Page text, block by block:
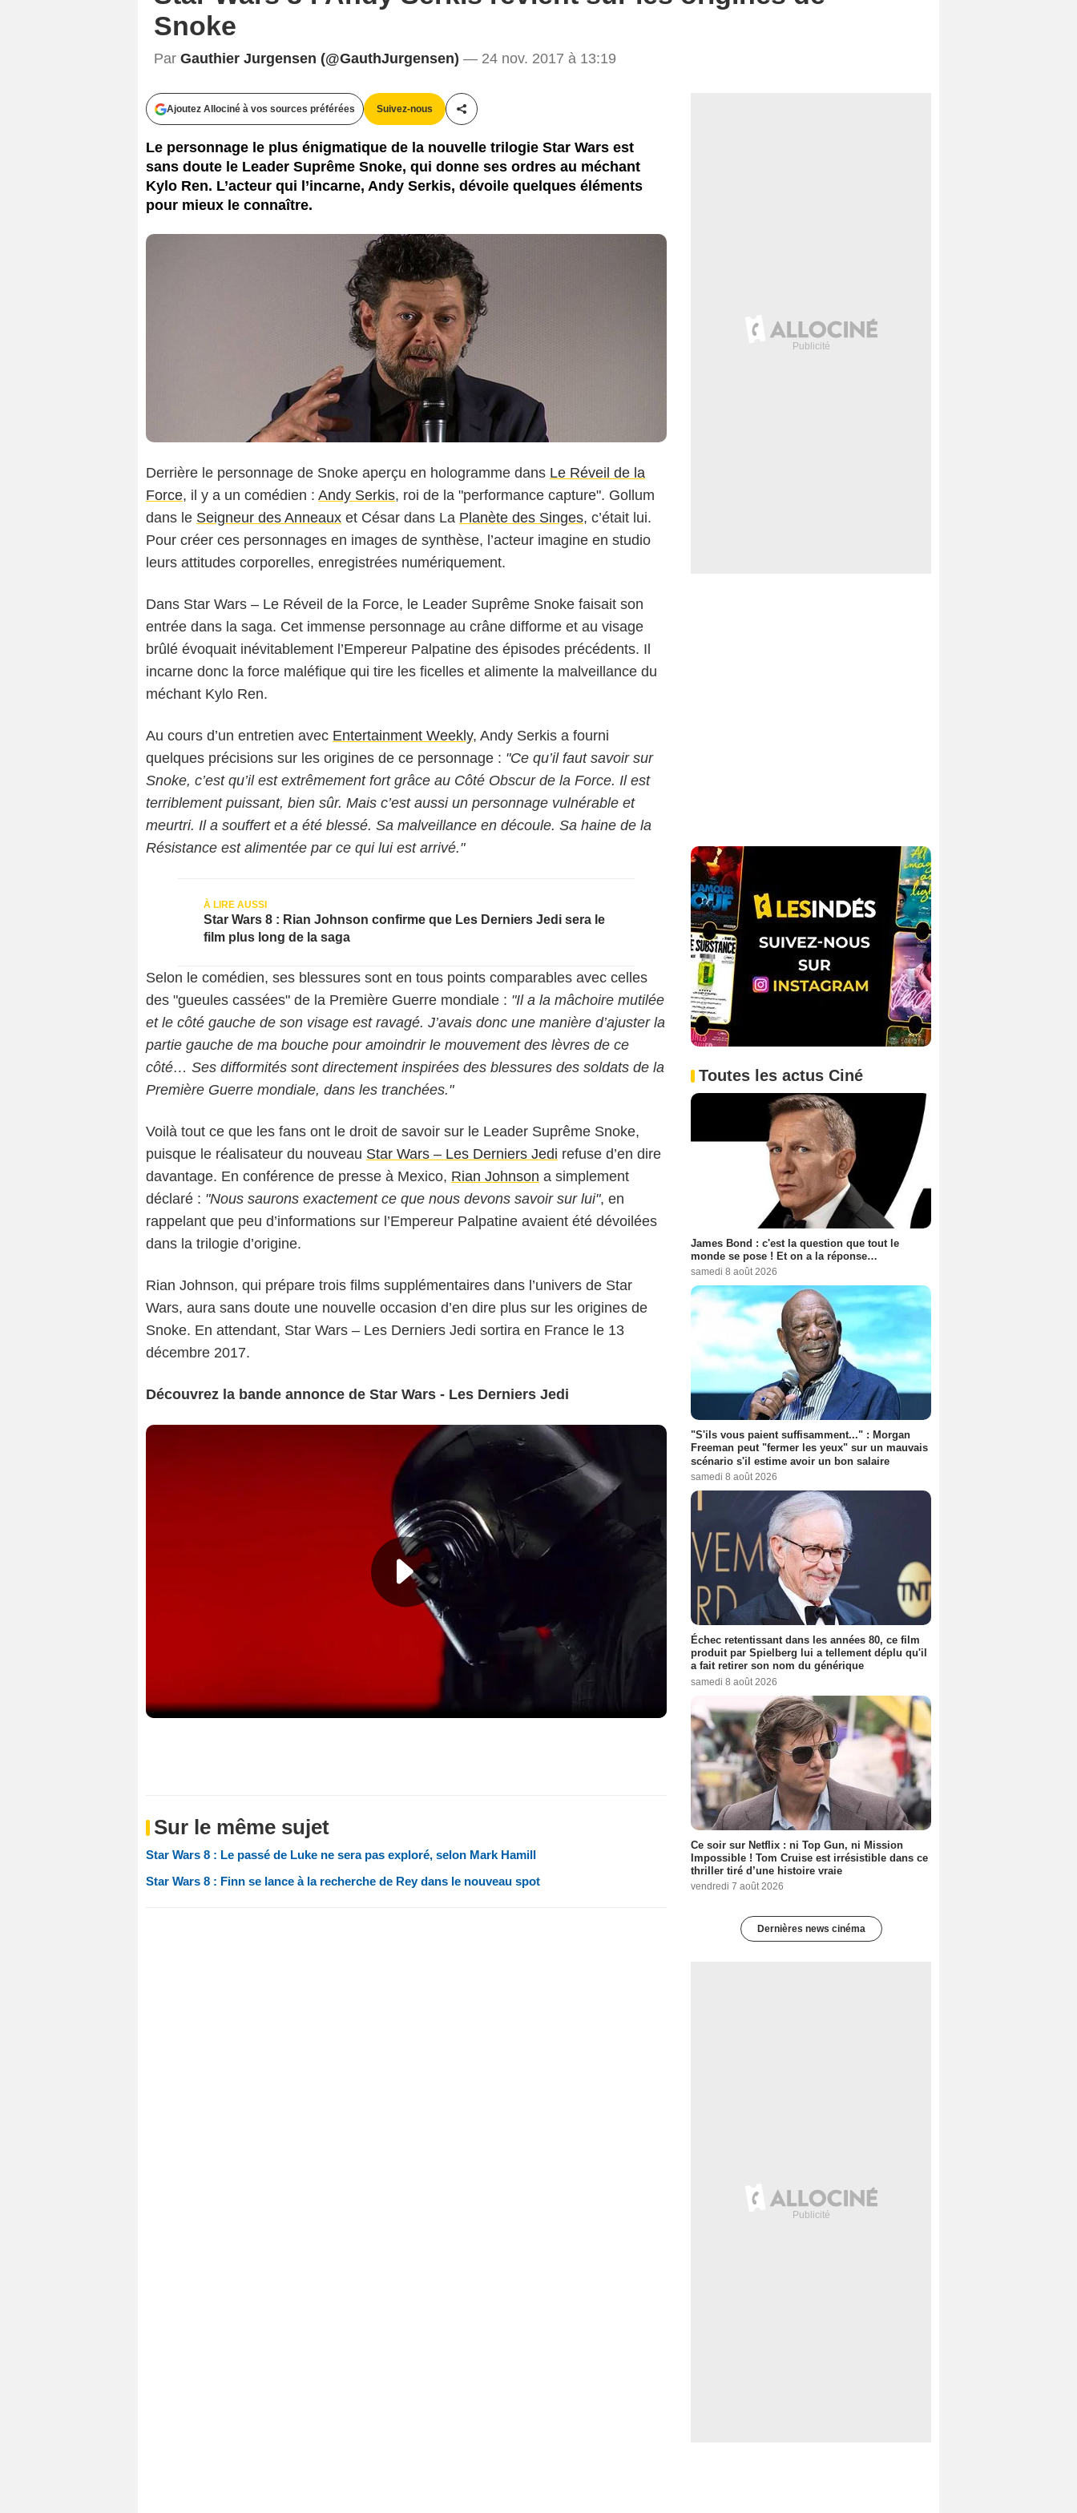
Snoke
Par Gauthier Jurgensen (@GauthJurgensen) — 24 nov. 2017 à 13:19
Ajoutez Allociné à vos sources préférées Suivez-nous
Partager cet article
Le personnage le plus énigmatique de la nouvelle trilogie Star Wars est
sans doute le Leader Suprême Snoke, qui donne ses ordres au méchant
Kylo Ren. L’acteur qui l’incarne, Andy Serkis, dévoile quelques éléments
pour mieux le connaître.
Derrière le personnage de Snoke aperçu en hologramme dans Le Réveil de la
Force, il y a un comédien : Andy Serkis, roi de la "performance capture". Gollum
dans le Seigneur des Anneaux et César dans La Planète des Singes, c’était lui.
Pour créer ces personnages en images de synthèse, l’acteur imagine en studio
leurs attitudes corporelles, enregistrées numériquement.
Dans Star Wars – Le Réveil de la Force, le Leader Suprême Snoke faisait son
entrée dans la saga. Cet immense personnage au crâne difforme et au visage
brûlé évoquait inévitablement l’Empereur Palpatine des épisodes précédents. Il
incarne donc la force maléfique qui tire les ficelles et alimente la malveillance du
méchant Kylo Ren.
Au cours d’un entretien avec Entertainment Weekly, Andy Serkis a fourni
quelques précisions sur les origines de ce personnage : "Ce qu’il faut savoir sur
Snoke, c’est qu’il est extrêmement fort grâce au Côté Obscur de la Force. Il est
terriblement puissant, bien sûr. Mais c’est aussi un personnage vulnérable et
meurtri. Il a souffert et a été blessé. Sa malveillance en découle. Sa haine de la
Résistance est alimentée par ce qui lui est arrivé."
Star Wars 8 : Rian Johnson confirme que Les Derniers Jedi sera le
film plus long de la saga
Selon le comédien, ses blessures sont en tous points comparables avec celles
des "gueules cassées" de la Première Guerre mondiale : "Il a la mâchoire mutilée
et le côté gauche de son visage est ravagé. J’avais donc une manière d’ajuster la
partie gauche de ma bouche pour amoindrir le mouvement des lèvres de ce
côté… Ses difformités sont directement inspirées des blessures des soldats de la
Première Guerre mondiale, dans les tranchées."
Voilà tout ce que les fans ont le droit de savoir sur le Leader Suprême Snoke,
puisque le réalisateur du nouveau Star Wars – Les Derniers Jedi refuse d’en dire
davantage. En conférence de presse à Mexico, Rian Johnson a simplement
déclaré : "Nous saurons exactement ce que nous devons savoir sur lui", en
rappelant que peu d’informations sur l’Empereur Palpatine avaient été dévoilées
dans la trilogie d’origine.
Rian Johnson, qui prépare trois films supplémentaires dans l’univers de Star
Wars, aura sans doute une nouvelle occasion d’en dire plus sur les origines de
Snoke. En attendant, Star Wars – Les Derniers Jedi sortira en France le 13
décembre 2017.
Découvrez la bande annonce de Star Wars - Les Derniers Jedi
Sur le même sujet
Star Wars 8 : Le passé de Luke ne sera pas exploré, selon Mark Hamill
Star Wars 8 : Finn se lance à la recherche de Rey dans le nouveau spot
Toutes les actus Ciné
James Bond : c'est la question que tout le
monde se pose ! Et on a la réponse…
samedi 8 août 2026
"S'ils vous paient suffisamment..." : Morgan
Freeman peut "fermer les yeux" sur un mauvais
scénario s'il estime avoir un bon salaire
samedi 8 août 2026
Échec retentissant dans les années 80, ce film
produit par Spielberg lui a tellement déplu qu'il
a fait retirer son nom du générique
samedi 8 août 2026
Ce soir sur Netflix : ni Top Gun, ni Mission
Impossible ! Tom Cruise est irrésistible dans ce
thriller tiré d’une histoire vraie
vendredi 7 août 2026
Dernières news cinéma